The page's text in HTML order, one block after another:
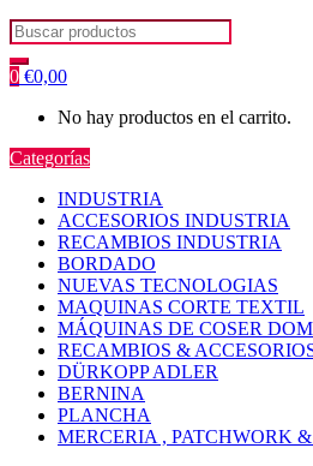
Search
for:
0 €0,00
No hay productos en el carrito.
Categorías
INDUSTRIA
ACCESORIOS INDUSTRIA
RECAMBIOS INDUSTRIA
BORDADO
NUEVAS TECNOLOGIAS
MAQUINAS CORTE TEXTIL
MÁQUINAS DE COSER
RECAMBIOS &
DÜRKOPP ADLER
BERNINA
PLANCHA
MERCERIA , PATCHWORK